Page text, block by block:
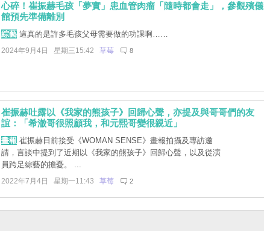
心碎！崔振赫毛孩「夢實」患血管肉瘤「隨時都會走」，參觀殯儀
館預先準備離別
綜藝這真的是許多毛孩父母需要做的功課啊……
2024年9月4日 星期三15:42 草莓 8
崔振赫吐露以《我家的熊孩子》回歸心聲，亦提及與哥哥們的友
誼：「希澈哥很照顧我，和元熙哥變很親近」
畫報 崔振赫日前接受《WOMAN SENSE》畫報拍攝及專訪邀
請，言談中提到了近期以《我家的熊孩子》回歸心聲，以及從演
員跨足綜藝的擔憂。 ...
2022年7月4日 星期一11:43 草莓 2